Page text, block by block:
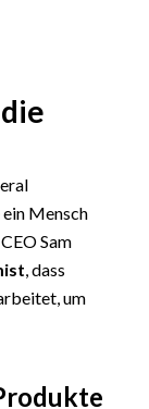
Mensch
Sam
, dass
um